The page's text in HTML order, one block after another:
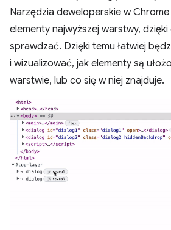
Narzędzia deweloperskie w
elementy najwyższej warstwy,
sprawdzać. Dzięki temu łatwiej
i wizualizować, jak elementy są
warstwie, lub co się w niej znajduje.